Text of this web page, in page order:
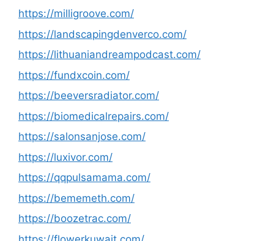
https://milligroove.com/
https://landscapingdenverco.com/
https://lithuaniandreampodcast.com/
https://fundxcoin.com/
https://beeversradiator.com/
https://biomedicalrepairs.com/
https://salonsanjose.com/
https://luxivor.com/
https://qqpulsamama.com/
https://bememeth.com/
https://boozetrac.com/